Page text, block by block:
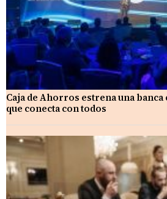
Caja de Ahorros estrena una
que conecta con todos